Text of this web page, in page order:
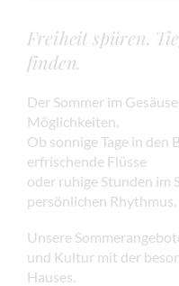
Freiheit spüren.
finden.
Der Sommer im
Möglichkeiten.
Ob sonnige Tage in den
erfrischende Flüsse
oder ruhige Stunden im
persönlichen Rhythmus.
Unsere
und Kultur mit der
Hauses.